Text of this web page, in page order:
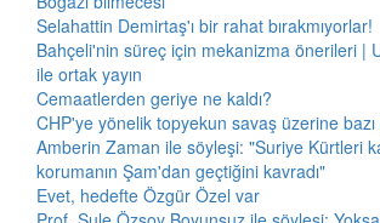
Selahattin Demirtaş'ı bir rahat bırakmıyorlar!
Bahçeli'nin süreç için mekanizma önerileri |
ile ortak yayın
Cemaatlerden geriye ne kaldı?
CHP'ye yönelik topyekun savaş üzerine
Amberin Zaman ile söyleşi: "Suriye Kürtleri
korumanın Şam'dan geçtiğini kavradı"
Evet, hedefte Özgür Özel var